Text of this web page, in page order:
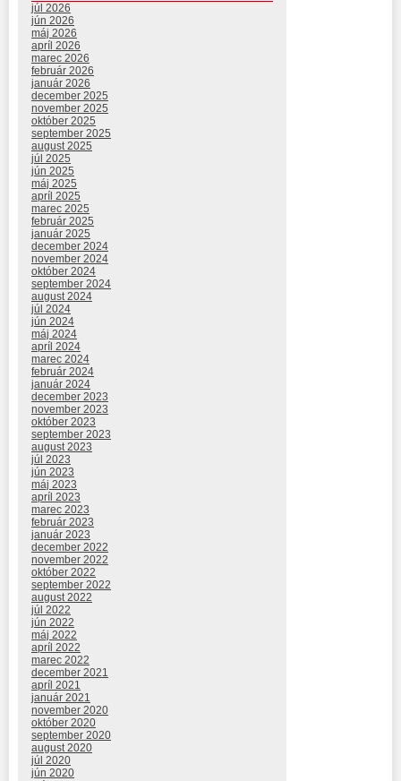
júl 2026
jún 2026
máj 2026
apríl 2026
marec 2026
február 2026
január 2026
december 2025
november 2025
október 2025
september 2025
august 2025
júl 2025
jún 2025
máj 2025
apríl 2025
marec 2025
február 2025
január 2025
december 2024
november 2024
október 2024
september 2024
august 2024
júl 2024
jún 2024
máj 2024
apríl 2024
marec 2024
február 2024
január 2024
december 2023
november 2023
október 2023
september 2023
august 2023
júl 2023
jún 2023
máj 2023
apríl 2023
marec 2023
február 2023
január 2023
december 2022
november 2022
október 2022
september 2022
august 2022
júl 2022
jún 2022
máj 2022
apríl 2022
marec 2022
december 2021
apríl 2021
január 2021
november 2020
október 2020
september 2020
august 2020
júl 2020
jún 2020